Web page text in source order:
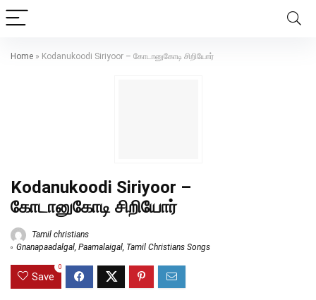
Home » Kodanukoodi Siriyoor – கோடானுகோடி சிறியோர்
Kodanukoodi Siriyoor –
கோடானுகோடி சிறியோர்
Tamil christians
Gnanapaadalgal, Paamalaigal, Tamil Christians Songs
Save
0